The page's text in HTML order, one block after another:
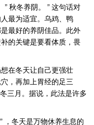
秋冬养阴。 ” 这句话对
最为适宜。乌鸡、鸭
最好的养阴佳品。此外
的关键是要看体质，畏
在冬天让自己更强壮
，再加上胃经的足三
三月。据说，此法是许多
，冬天是万物休养生息的